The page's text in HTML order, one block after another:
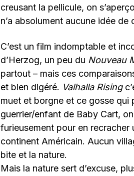
creusant la pellicule, on
n’a absolument aucune idée de
C’est un film indomptable et
d’Herzog, un peu du Nouveau
partout – mais ces
et bien digéré. Valhalla Rising
muet et borgne et ce gosse qui
guerrier/enfant de Baby Cart,
furieusement pour en recracher
continent Américain. Aucun
bite et la nature.
Mais la nature sert d’excuse,